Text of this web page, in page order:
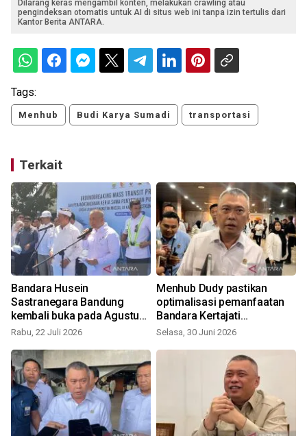
Dilarang keras mengambil konten, melakukan crawling atau
pengindeksan otomatis untuk AI di situs web ini tanpa izin tertulis dari
Kantor Berita ANTARA.
Tags:
Menhub Budi Karya Sumadi transportasi
Terkait
Bandara Husein
Sastranegara Bandung
kembali buka pada Agustus
2026
Rabu, 22 Juli 2026
Menhub Dudy pastikan
optimalisasi pemanfaatan
Bandara Kertajati
Majalengka-Jabar
Selasa, 30 Juni 2026